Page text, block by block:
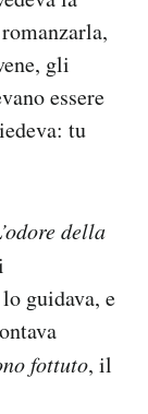
gli
essere
tu
della
guidava, e
fottuto, il